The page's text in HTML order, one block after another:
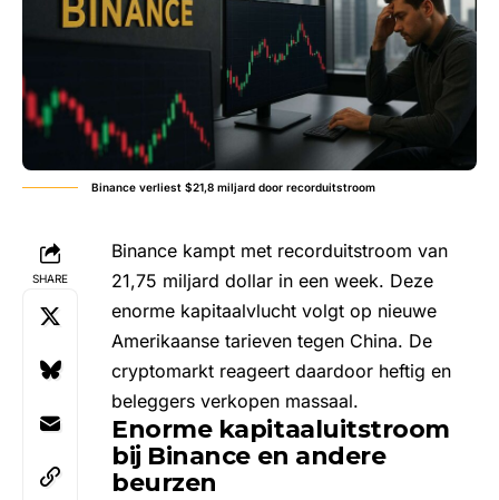
Binance verliest $21,8 miljard door recorduitstroom
SHARE
Binance kampt met recorduitstroom van
21,75 miljard dollar in een week. Deze
enorme kapitaalvlucht volgt op nieuwe
Amerikaanse tarieven tegen China. De
cryptomarkt reageert daardoor heftig en
beleggers verkopen massaal.
Enorme kapitaaluitstroom
bij Binance en andere
beurzen